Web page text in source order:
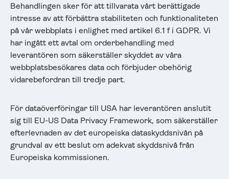
Behandlingen sker för att tillvarata vårt berättigade
intresse av att förbättra stabiliteten och funktionaliteten
på vår webbplats i enlighet med artikel 6.1 f i GDPR. Vi
har ingått ett avtal om orderbehandling med
leverantören som säkerställer skyddet av våra
webbplatsbesökares data och förbjuder obehörig
vidarebefordran till tredje part.
För dataöverföringar till USA har leverantören anslutit
sig till EU-US Data Privacy Framework, som säkerställer
efterlevnaden av det europeiska dataskyddsnivån på
grundval av ett beslut om adekvat skyddsnivå från
Europeiska kommissionen.